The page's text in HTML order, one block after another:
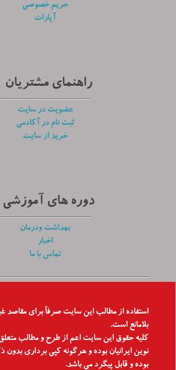
حریم خصوصی
آپارات
راهنمای مشتریان
عضویت در سایت
ثبت نام در آکادمی
خرید از سایت
دوره های آموزشی
بهداشت ودرمان
اخبار
تماس با ما
استفاده از مطالب این سایت صرفاّ برای مقاصد
بلامانع است.
کلیه حقوق این سایت اعم از طرح و مطالب
نوین ایرانیان بوده و هرگونه کپی برداری بدون
بوده و قابل پیگرد می باشد.